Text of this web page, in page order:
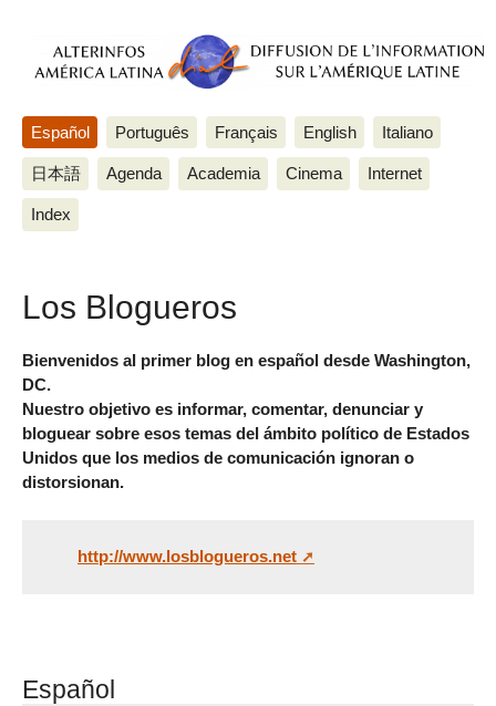
Español Português Français English Italiano
日本語 Agenda Academia Cinema Internet
Index
Los Blogueros
Bienvenidos al primer blog en español desde Washington,
DC.
Nuestro objetivo es informar, comentar, denunciar y
bloguear sobre esos temas del ámbito político de Estados
Unidos que los medios de comunicación ignoran o
distorsionan.
http://www.losblogueros.net
Español